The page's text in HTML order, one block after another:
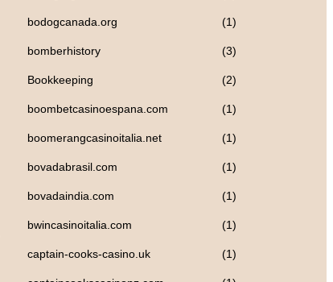
bodogcanada.org (1)
bomberhistory (3)
Bookkeeping (2)
boombetcasinoespana.com (1)
boomerangcasinoitalia.net (1)
bovadabrasil.com (1)
bovadaindia.com (1)
bwincasinoitalia.com (1)
captain-cooks-casino.uk (1)